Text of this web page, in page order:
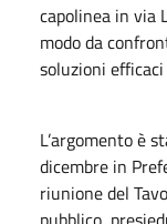
capolinea in via
modo da
soluzioni efficaci
L’argomento è
dicembre in
riunione del